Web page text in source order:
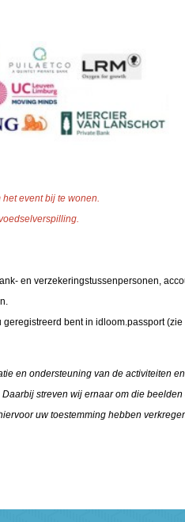
event bij te wonen.
en verzekeringstussenpersonen,
bent in idloom.passport (zie
en ondersteuning van de activiteiten
streven wij ernaar om die beelden
uw toestemming hebben